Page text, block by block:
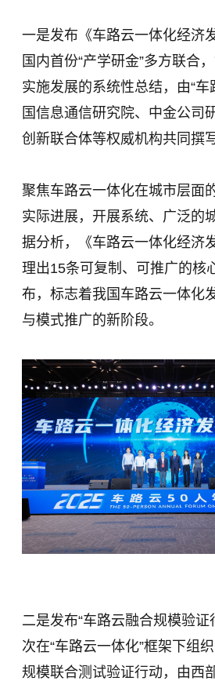
一是发布《车路云一体化经济
国内首份“产学研金”多方联合
实施发展的系统性总结，由“车
国信息通信研究院、中金公司
创新联合体等权威机构共同撰写
聚焦车路云一体化在城市层面
实际进展，开展系统、广泛的
据分析，《车路云一体化经济
理出15条可复制、可推广的核
布，标志着我国车路云一体化
与模式推广的新阶段。
二是发布“车路云融合规模验证
次在“车路云一体化”框架下组
规模联合测试验证行动，由西